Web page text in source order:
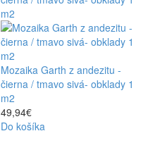
Mozaika Garth z andezitu -
čierna / tmavo sivá- obklady 1
m2
49,94€
Do košíka